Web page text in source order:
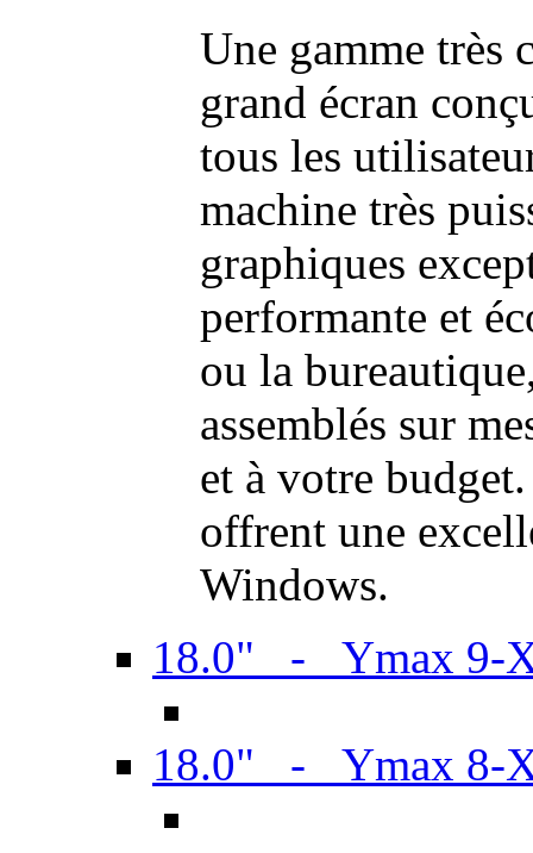
Une gamme très
grand écran
tous les
machine très
graphiques
performante et
ou la
assemblés sur
et à votre
offrent une
Windows.
18.0" - Ymax 9-
18.0" - Ymax 8-